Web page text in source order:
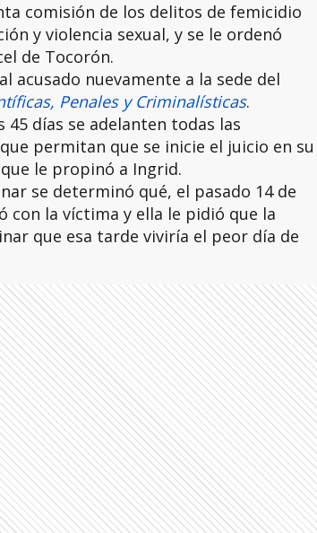
comisión de los delitos de femicidio
y violencia sexual, y se le ordenó
de Tocorón.
acusado nuevamente a la sede del
Penales y Criminalísticas.
días se adelanten todas las
permitan que se inicie el juicio en su
le propinó a Ingrid.
se determinó qué, el pasado 14 de
con la víctima y ella le pidió que la
que esa tarde viviría el peor día de